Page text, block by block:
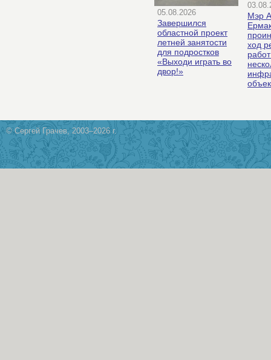
05.08.2026
Завершился
областной проект
летней занятости
для подростков
«Выходи играть во
двор!»
Мэр
ход
© Сергей Грачев, 2003–2026 г.